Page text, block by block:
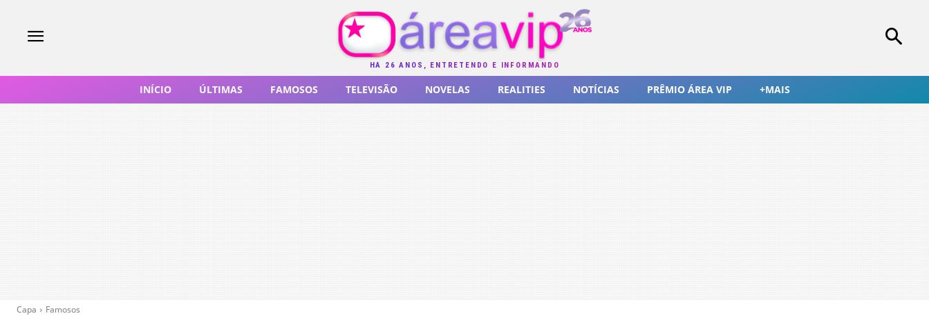
HÁ 26 ANOS, ENTRETENDO E INFORMANDO
INÍCIO ÚLTIMAS FAMOSOS TELEVISÃO NOVELAS REALITIES NOTÍCIAS PRÊMIO ÁREA VIP +MAIS
Capa Famosos